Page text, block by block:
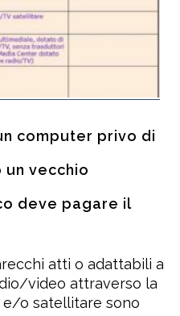
computer privo di
un vecchio
deve pagare il
atti o adattabili a
video attraverso la
o satellitare sono